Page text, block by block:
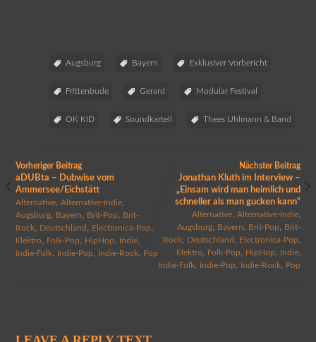
Augsburg Bayern Exklusiver Vorbericht
Frittenbude Gerard Modular Festival
OK KID Soundkartell Thees Uhlmann & Band
Vorheriger Beitrag
aDUBta – Dubwise vom
Ammersee/Eichstätt
Alternative, Alternative-Indie,
Augsburg, Bayern Brit-Pop
Brit-
Rock, Deutschland Electronica-Pop,
Elektro, Folk-Pop HipHop Indie,
Indie-Folk, Indie-Pop Indie-Rock, Pop
Nächster Beitrag
Jonathan Kluth im Interview –
„Einsam wird man heimlich und
schneller als man gucken kann“
Alternative ,Alternative-Indie
Augsburg Bayern Brit-Pop
Brit-
Rock
Deutschland Electronica-Pop
Elektro Folk-Pop HipHop Indie
Indie-Folk Indie-Pop Indie-Rock Pop